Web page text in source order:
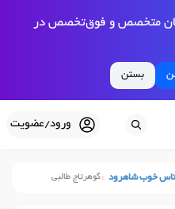
متخصص و فوق‌تخصص در
بستن
ورود/عضویت
خوب شاهرود گوهرتاج طالبی